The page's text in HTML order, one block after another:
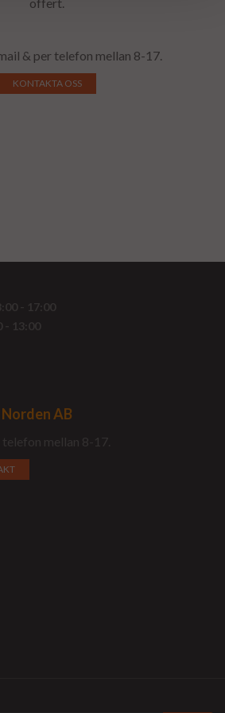
offert.
& per telefon mellan 8-17.
KONTAKTA OSS
- 17:00
- 13:00
AB
mellan 8-17.